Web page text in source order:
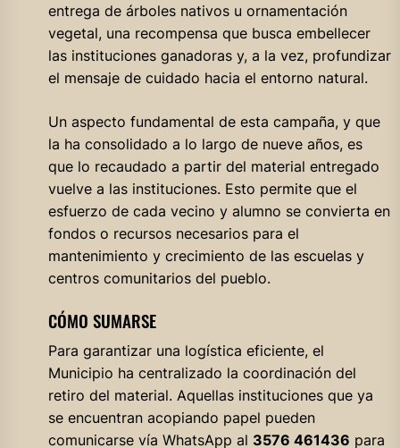
entrega de árboles nativos u ornamentación
vegetal, una recompensa que busca embellecer
las instituciones ganadoras y, a la vez, profundizar
el mensaje de cuidado hacia el entorno natural.
Un aspecto fundamental de esta campaña, y que
la ha consolidado a lo largo de nueve años, es
que lo recaudado a partir del material entregado
vuelve a las instituciones. Esto permite que el
esfuerzo de cada vecino y alumno se convierta en
fondos o recursos necesarios para el
mantenimiento y crecimiento de las escuelas y
centros comunitarios del pueblo.
CÓMO SUMARSE
Para garantizar una logística eficiente, el
Municipio ha centralizado la coordinación del
retiro del material. Aquellas instituciones que ya
se encuentran acopiando papel pueden
comunicarse vía WhatsApp al 3576 461436 para